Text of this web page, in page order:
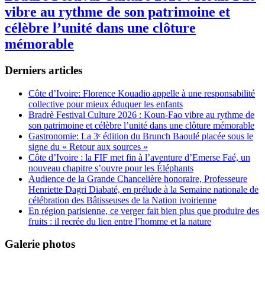
vibre au rythme de son patrimoine et
célèbre l’unité dans une clôture
mémorable
Derniers articles
Côte d’Ivoire: Florence Kouadio appelle à une responsabilité
collective pour mieux éduquer les enfants
Bradrè Festival Culture 2026 : Koun-Fao vibre au rythme de
son patrimoine et célèbre l’unité dans une clôture mémorable
Gastronomie: La 3ᵉ édition du Brunch Baoulé placée sous le
signe du « Retour aux sources »
Côte d’Ivoire : la FIF met fin à l’aventure d’Emerse Faé, un
nouveau chapitre s’ouvre pour les Éléphants
Audience de la Grande Chancelière honoraire, Professeure
Henriette Dagri Diabaté, en prélude à la Semaine nationale de
célébration des Bâtisseuses de la Nation ivoirienne
En région parisienne, ce verger fait bien plus que produire des
fruits : il recrée du lien entre l’homme et la nature
Galerie photos